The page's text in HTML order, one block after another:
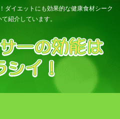
ダイエットにも効果的な健康食材シーク
紹介しています。